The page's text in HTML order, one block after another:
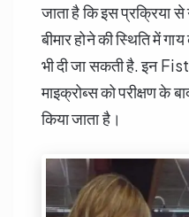
जाता है कि इस प्रक्रिया से
बीमार होने की स्थिति में
भी दी जा सकती है. इन
माइक्रोब्स को परीक्षण के
किया जाता है।